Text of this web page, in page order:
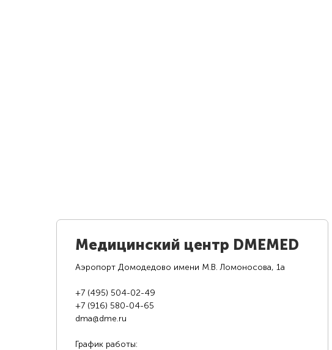
Медицинский центр DMEMED
Аэропорт Домодедово имени М.В. Ломоносова, 1а
+7 (495) 504-02-49
+7 (916) 580-04-65
dma@dme.ru
График работы: